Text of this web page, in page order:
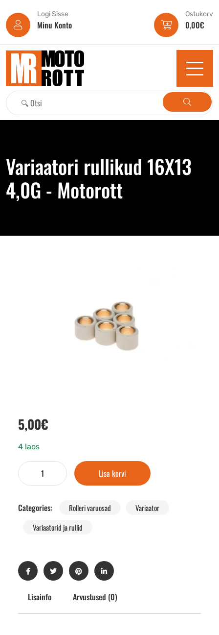
Logi Sisse
Minu Konto
Ostukorv
0,00€
Variaatori rullikud 16X13
4,0G - Motorott
5,00€
4 laos
Lisa korvi
Categories: Rolleri varuosad
Variaator
Variaatorid ja rullid
Lisainfo Arvustused (0)